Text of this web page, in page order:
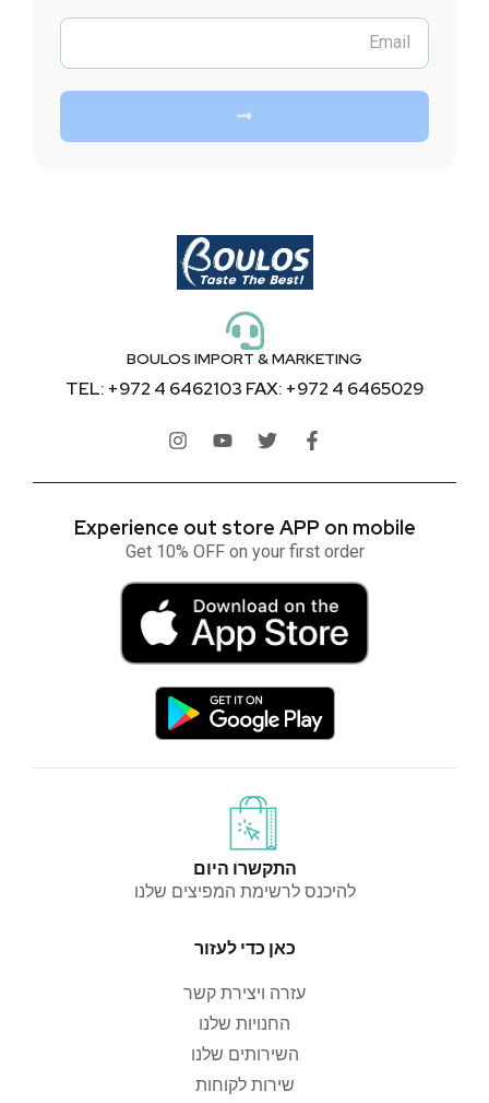
BOULOS IMPORT & MARKETING
TEL: +972 4 6462103 FAX: +972 4 6465029
Experience out store APP on mobile
Get 10% OFF on your first order
התקשרו היום
להיכנס לרשימת המפיצים שלנו
כאן כדי לעזור
עזרה ויצירת קשר
החנויות שלנו
השירותים שלנו
שירות לקוחות